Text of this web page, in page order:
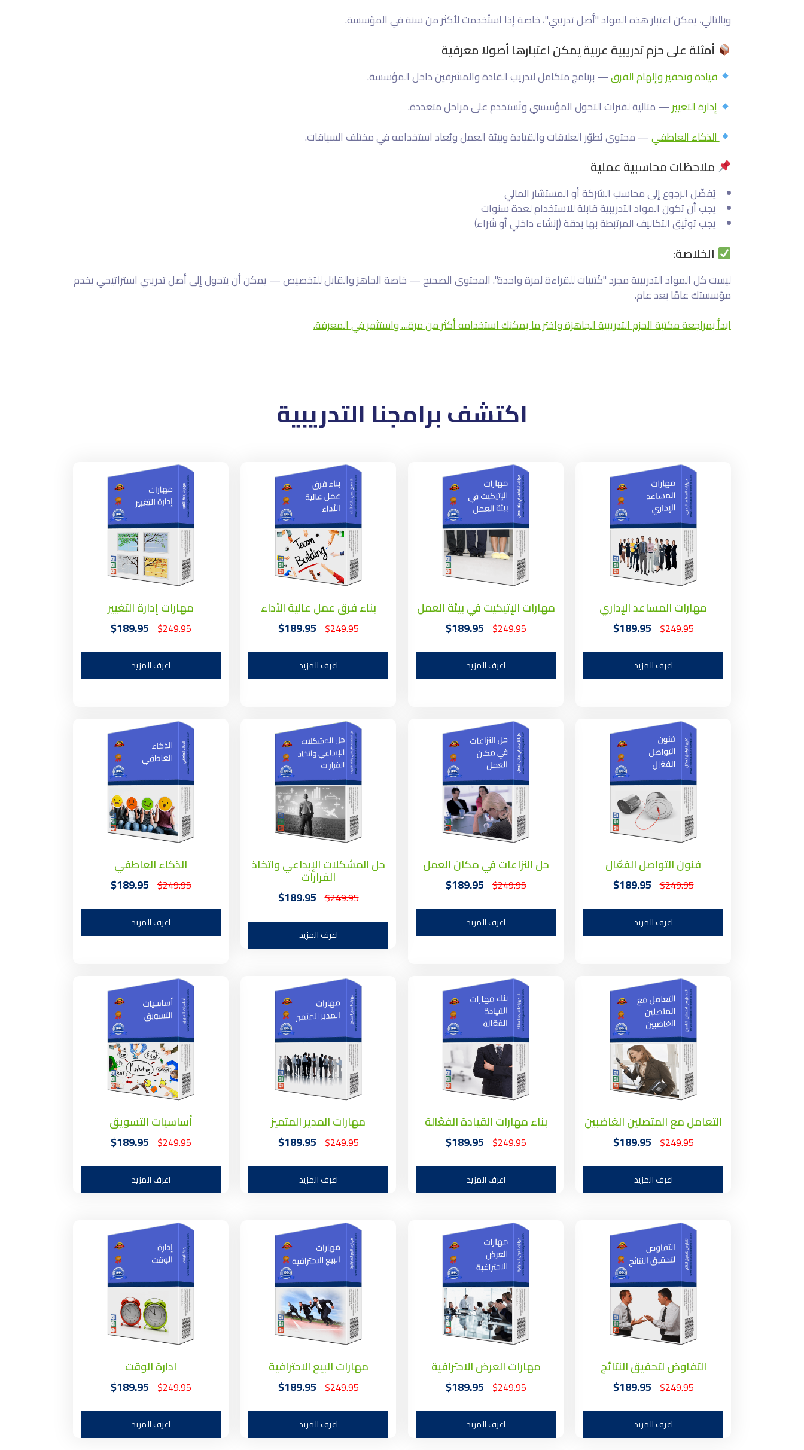
وبالتالي، يمكن اعتبار هذه المواد "أصل تدريبي"، خاصة إذا استُخدمت لأكثر من سنة في المؤسسة.
أمثلة على حزم تدريبية عربية يمكن اعتبارها أصولًا معرفية
قيادة وتحفيز وإلهام الفرق— برنامج متكامل لتدريب القادة والمشرفين داخل المؤسسة.
إدارة التغيير— مثالية لفترات التحول المؤسسي وتُستخدم على مراحل متعددة.
الذكاء العاطفي— محتوى يُطوّر العلاقات والقيادة وبيئة العمل ويُعاد استخدامه في مختلف السياقات.
ملاحظات محاسبية عملية
يُفضّل الرجوع إلى محاسب الشركة أو المستشار المالي
يجب أن تكون المواد التدريبية قابلة للاستخدام لعدة سنوات
يجب توثيق التكاليف المرتبطة بها بدقة (إنشاء داخلي أو شراء)
الخلاصة:
ليست كل المواد التدريبية مجرد "كُتيبات للقراءة لمرة واحدة". المحتوى الصحيح — خاصة الجاهز والقابل للتخصيص — يمكن أن يتحول إلى أصل تدريبي استراتيجي يخدم
مؤسستك عامًا بعد عام.
ابدأ بمراجعة مكتبة الحزم التدريبية الجاهزة واختر ما يمكنك استخدامه أكثر من مرة… واستثمِر في المعرفة.
اكتشف برامجنا التدريبية
مهارات المساعد الإداري
$249.95
$189.95
اعرف المزيد
مهارات الإتيكيت في بيئة العمل
$249.95
$189.95
اعرف المزيد
بناء فرق عمل عالية الأداء
$249.95
$189.95
اعرف المزيد
مهارات إدارة التغيير
$249.95
$189.95
اعرف المزيد
فنون التواصل الفعّال
$249.95
$189.95
اعرف المزيد
حل النزاعات في مكان العمل
$249.95
$189.95
اعرف المزيد
حل المشكلات الإبداعي واتخاذ
القرارات
$249.95
$189.95
اعرف المزيد
الذكاء العاطفي
$249.95
$189.95
اعرف المزيد
التعامل مع المتصلين الغاضبين
$249.95
$189.95
اعرف المزيد
بناء مهارات القيادة الفعّالة
$249.95
$189.95
اعرف المزيد
مهارات المدير المتميز
$249.95
$189.95
اعرف المزيد
أساسيات التسويق
$249.95
$189.95
اعرف المزيد
التفاوض لتحقيق النتائج
$249.95
$189.95
اعرف المزيد
مهارات العرض الاحترافية
$249.95
$189.95
اعرف المزيد
مهارات البيع الاحترافية
$249.95
$189.95
اعرف المزيد
ادارة الوقت
$249.95
$189.95
اعرف المزيد